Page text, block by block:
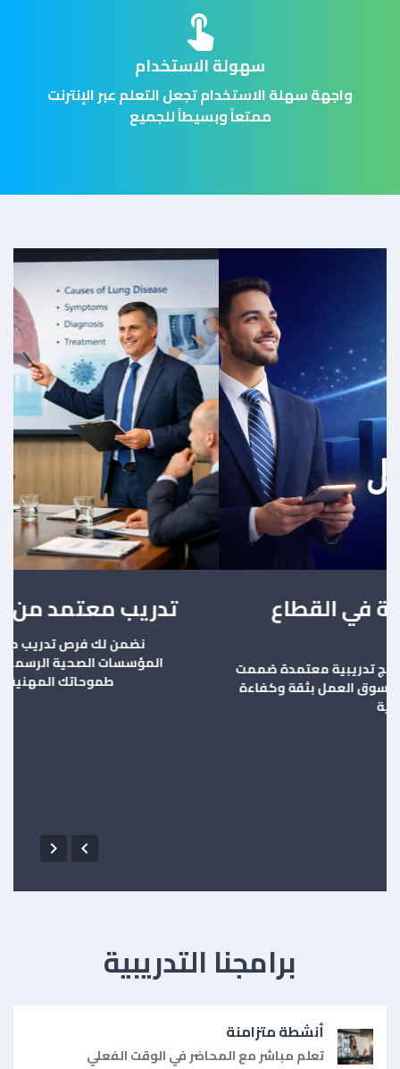
touch_app
سهولة الاستخدام
واجهة سهلة الاستخدام تجعل التعلم عبر الإنترنت
ممتعاً وبسيطاً للجميع
تدريب معتمد من جهات رسمية
نضمن لك فرص تدريب موثوقة ومعتمدة من
المؤسسات الصحية الرسمية، لتكون جاهزًا لتحقيق
طموحاتك المهنية بأعلى المعايير


برامجنا التدريبية
أنشطة متزامنة
تعلم مباشر مع المحاضر في الوقت الفعلي